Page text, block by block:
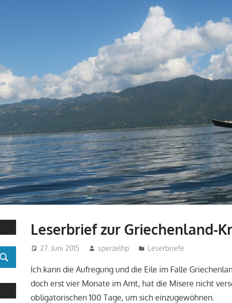
Leserbrief zur Griechenland-
27. Juni 2015 sperzelhp Leserbriefe
Ich kann die Aufregung und die Eile im Falle
doch erst vier Monate im Amt, hat die Misere nicht
obligatorischen 100 Tage, um sich einzugewöhnen.
SUCHEN